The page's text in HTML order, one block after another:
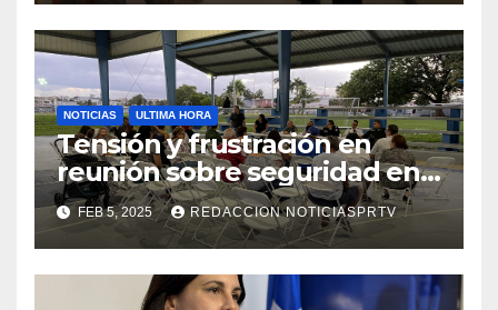
NOTICIAS ULTIMA HORA
Tensión y frustración en
reunión sobre seguridad en
Reparto Metropolitano
FEB 5, 2025 REDACCION NOTICIASPRTV